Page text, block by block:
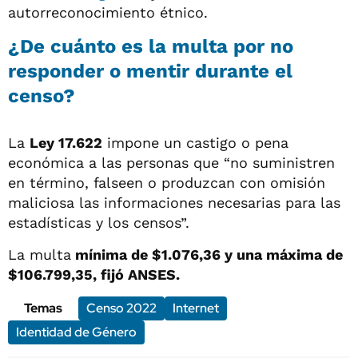
autorreconocimiento étnico.
¿De cuánto es la multa por no
responder o mentir durante el
censo?
La Ley 17.622 impone un castigo o pena
económica a las personas que “no suministren
en término, falseen o produzcan con omisión
maliciosa las informaciones necesarias para las
estadísticas y los censos”.
La multa mínima de $1.076,36 y una máxima de
$106.799,35, fijó ANSES.
Temas
Censo 2022
Internet
Identidad de Género